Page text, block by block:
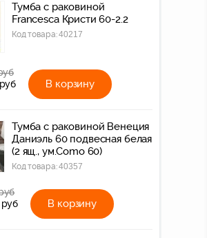
Тумба с раковиной
Francesca Кристи 60-2.2
Код товара:40217
руб В корзину
Тумба с раковиной Венеция
Даниэль 60 подвесная белая
(2 ящ., ум.Como 60)
Код товара:40357
руб В корзину